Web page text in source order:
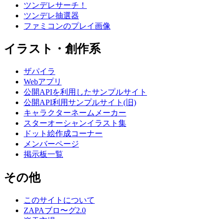
ツンデレサーチ！
ツンデレ抽選器
ファミコンのプレイ画像
イラスト・創作系
ザパイラ
Webアプリ
公開APIを利用したサンプルサイト
公開API利用サンプルサイト(旧)
キャラクターネームメーカー
スターオーシャンイラスト集
ドット絵作成コーナー
メンバーページ
掲示板一覧
その他
このサイトについて
ZAPAブロ〜グ2.0